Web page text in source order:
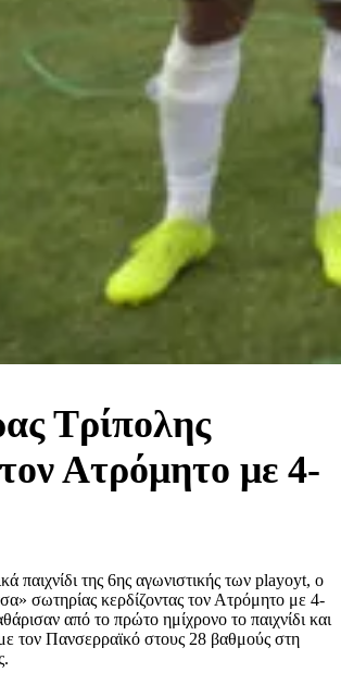
Τρίπολης
Ατρόμητο με 4-
παιχνίδι της 6ης αγωνιστικής των playoyt, ο
σωτηρίας κερδίζοντας τον Ατρόμητο με 4-
από το πρώτο ημίχρονο το παιχνίδι και
τον Πανσερραϊκό στους 28 βαθμούς στη